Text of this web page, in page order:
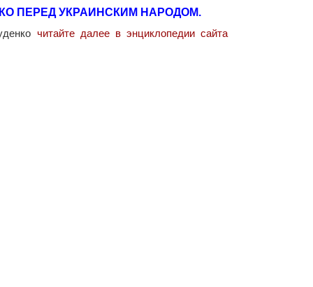
ПЕРЕД УКРАИНСКИМ НАРОДОМ.
читайте далее в энциклопедии сайта